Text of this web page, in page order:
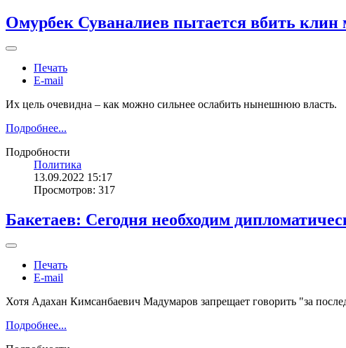
Омурбек Суваналиев пытается вбить
Печать
E-mail
Их цель очевидна – как можно сильнее ослабить нынешнюю власть.
Подробнее...
Подробности
Политика
13.09.2022 15:17
Просмотров: 317
Бакетаев: Сегодня необходим
Печать
E-mail
Хотя Адахан Кимсанбаевич Мадумаров запрещает говорить "за
Подробнее...